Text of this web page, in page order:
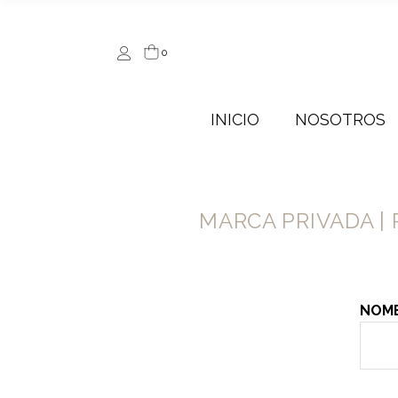
0
INICIO NOSOTROS
MARCA PRIVADA |